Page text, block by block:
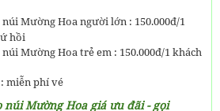
Mường Hoa người lớn : 150.000đ/1
hồi
Mường Hoa trẻ em : 150.000đ/1 khách
miễn phí vé
núi Mường Hoa giá ưu đãi - gọi